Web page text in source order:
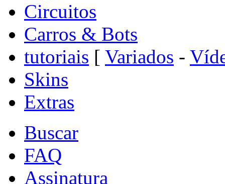
Circuitos
Carros & Bots
tutoriais [ Variados -
Skins
Extras
Buscar
FAQ
Assinatura